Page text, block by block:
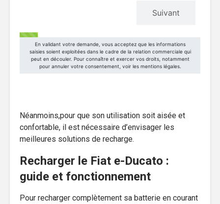
Néanmoins,pour que son utilisation soit aisée et
confortable, il est nécessaire d’envisager les
meilleures solutions de recharge.
Recharger le Fiat e-Ducato :
guide et fonctionnement
Pour recharger complètement sa batterie en courant